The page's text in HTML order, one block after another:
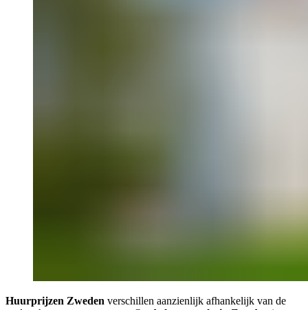
Huurprijzen Zweden verschillen aanzienlijk afhankelijk van de